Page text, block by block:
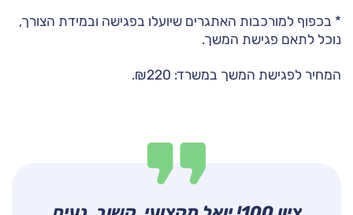
* בכפוף למורכבות האתגרים שיועלו בפגישה ובמידת הצורך,
נוכל לתאם פגישת המשך.
המחיר לפגישת המשך במשרד: ₪220.